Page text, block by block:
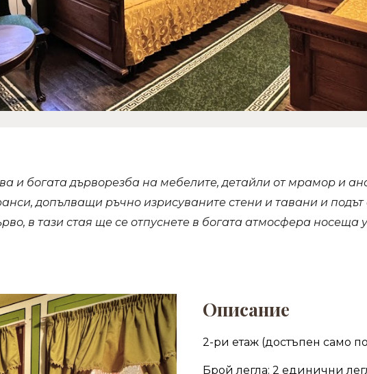
и богата дърворезба на мебелите, детайли от мрамор и
допълващи ръчно изрисуваните стени и тавани и
в тази стая ще се отпуснете в богата атмосфера носеща
Описание
2-ри етаж (достъпен само
Брой легла: 2 единични